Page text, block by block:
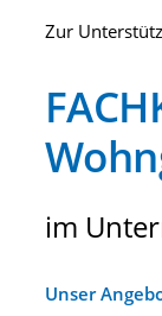
Zur
im
Unser